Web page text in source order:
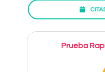
Prueba